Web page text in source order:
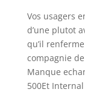
Vos usagers
d’une plutot
qu’il
compagnie
Manque
500Et